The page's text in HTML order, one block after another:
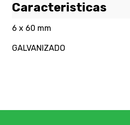
Caracteristicas
6 x 60 mm
GALVANIZADO